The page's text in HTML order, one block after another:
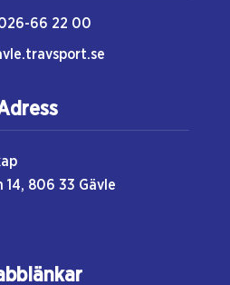
66 22 00
14, 806 33 Gävle